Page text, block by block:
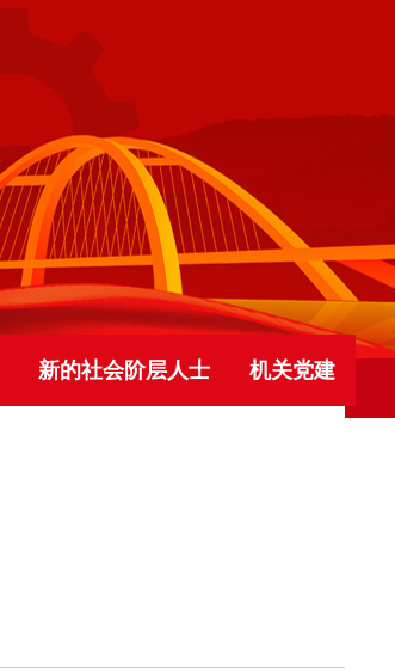
新的社会阶层人士 机关党建